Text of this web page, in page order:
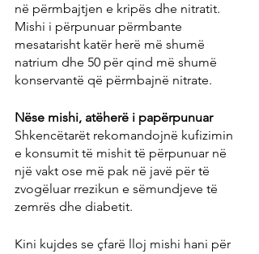
në përmbajtjen e kripës dhe nitratit.
Mishi i përpunuar përmbante
mesatarisht katër herë më shumë
natrium dhe 50 për qind më shumë
konservantë që përmbajnë nitrate.
Nëse mishi, atëherë i papërpunuar
Shkencëtarët rekomandojnë kufizimin
e konsumit të mishit të përpunuar në
një vakt ose më pak në javë për të
zvogëluar rrezikun e sëmundjeve të
zemrës dhe diabetit.
Kini kujdes se çfarë lloj mishi hani për